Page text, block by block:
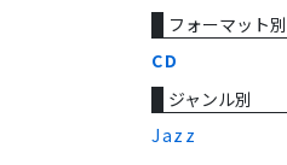
フォーマット別
CD
ジャンル別
Jazz